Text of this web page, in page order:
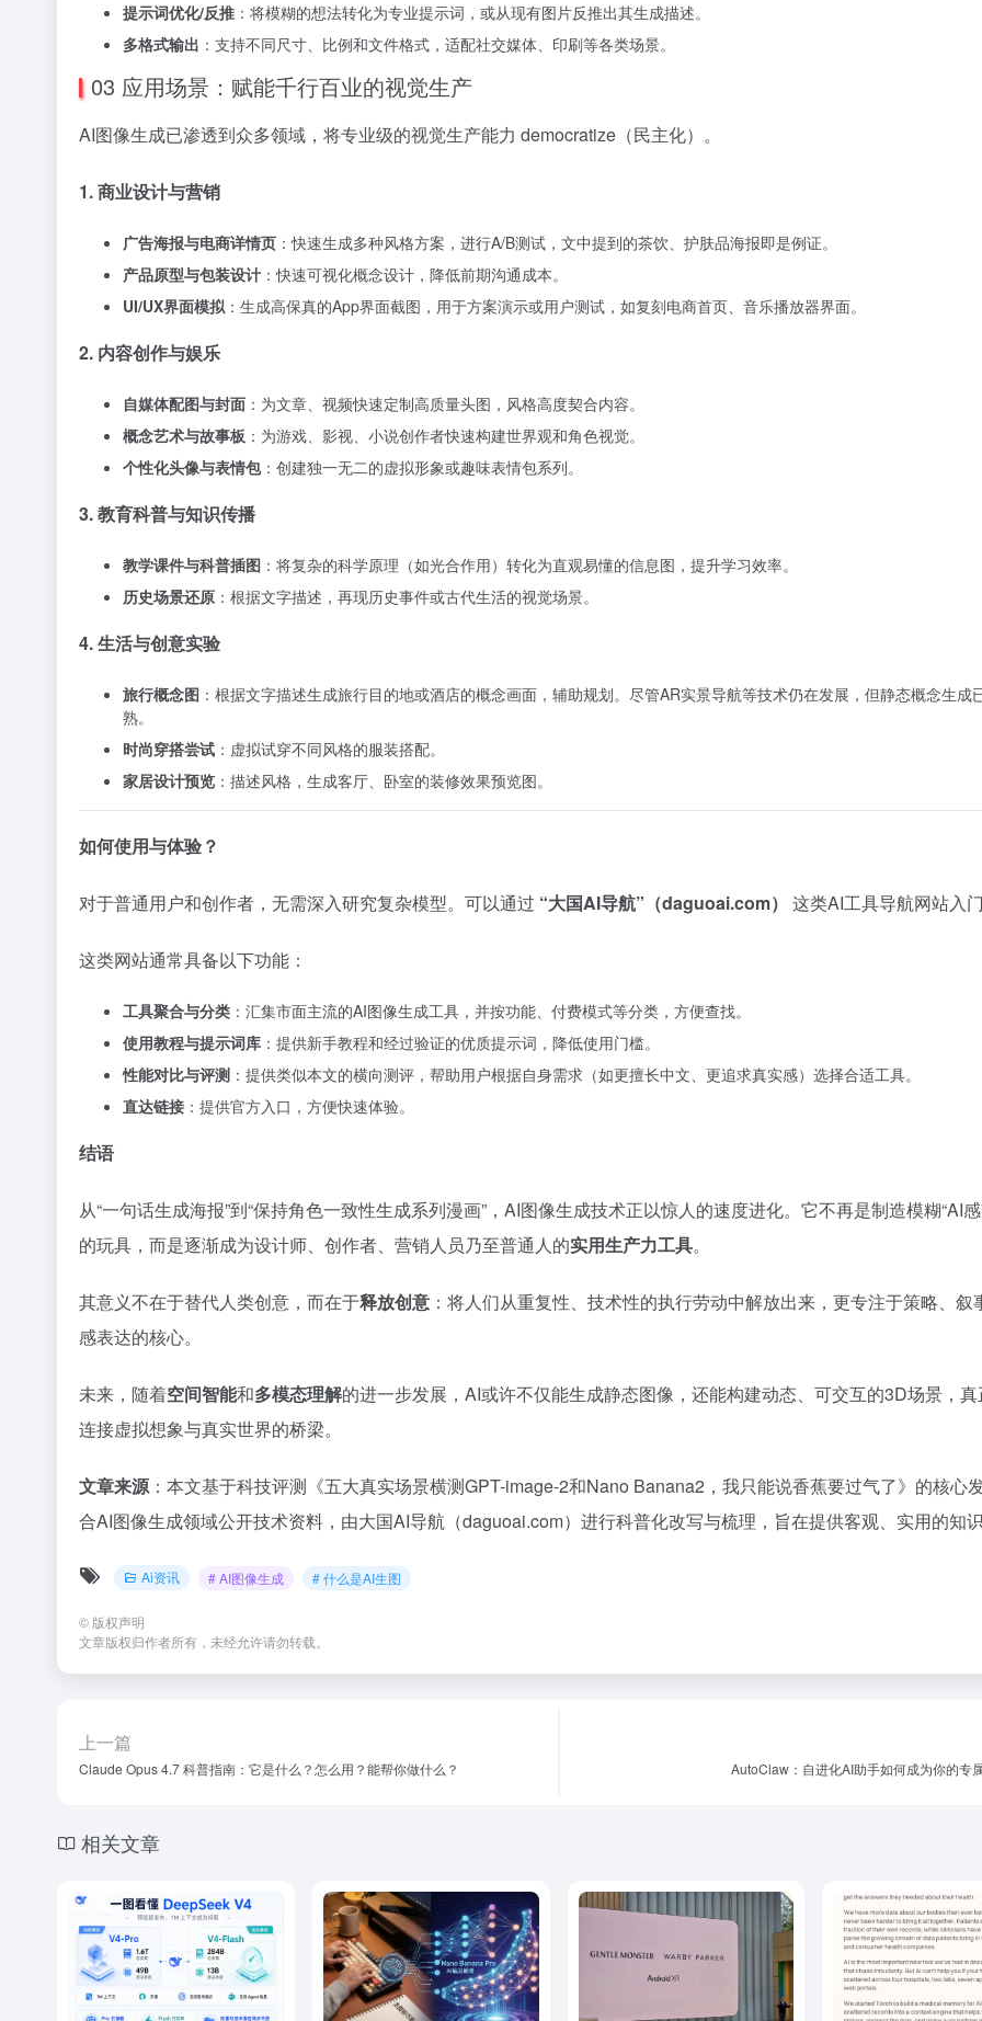
提示词优化/反推 ：将模糊的想法转化为专业提示词，或从现有图片反推出其生成描述。
多格式输出 ：支持不同尺寸、比例和文件格式，适配社交媒体、印刷等各类场景。
03 应用场景：赋能千行百业的视觉生产
AI图像生成已渗透到众多领域，将专业级的视觉生产能力 democratize（民主化）。
1. 商业设计与营销
广告海报与电商详情页 ：快速生成多种风格方案，进行A/B测试，文中提到的茶饮、护肤品海报即是例证。
产品原型与包装设计 ：快速可视化概念设计，降低前期沟通成本。
UI/UX界面模拟 ：生成高保真的App界面截图，用于方案演示或用户测试，如复刻电商首页、音乐播放器界面。
2. 内容创作与娱乐
自媒体配图与封面 ：为文章、视频快速定制高质量头图，风格高度契合内容。
概念艺术与故事板 ：为游戏、影视、小说创作者快速构建世界观和角色视觉。
个性化头像与表情包：创建独一无二的虚拟形象或趣味表情包系列。
3. 教育科普与知识传播
教学课件与科普插图 ：将复杂的科学原理（如光合作用）转化为直观易懂的信息图，提升学习效率。
历史场景还原 ：根据文字描述，再现历史事件或古代生活的视觉场景。
4. 生活与创意实验
旅行概念图 ：根据文字描述生成旅行目的地或酒店的概念画面，辅助规划。尽管AR实景导航等技术仍在发展，但静态概念生成
熟。
时尚穿搭尝试 ：虚拟试穿不同风格的服装搭配。
家居设计预览 ：描述风格，生成客厅、卧室的装修效果预览图。
如何使用与体验？
对于普通用户和创作者，无需深入研究复杂模型。可以通过 “大国AI导航”（daguoai.com） 这类AI工具导航网站入门
这类网站通常具备以下功能：
工具聚合与分类 ：汇集市面主流的AI图像生成工具，并按功能、付费模式等分类，方便查找。
使用教程与提示词库 ：提供新手教程和经过验证的优质提示词，降低使用门槛。
性能对比与评测 ：提供类似本文的横向测评，帮助用户根据自身需求（如更擅长中文、更追求真实感）选择合适工具。
直达链接 ：提供官方入口，方便快速体验。
结语
从“一句话生成海报”到“保持角色一致性生成系列漫画”，AI图像生成技术正以惊人的速度进化。它不再是制造模糊“AI
的玩具，而是逐渐成为设计师、创作者、营销人员乃至普通人的实用生产力工具。
其意义不在于替代人类创意，而在于释放创意 ：将人们从重复性、技术性的执行劳动中解放出来，更专注于策略、叙
感表达的核心。
未来，随着空间智能和多模态理解的进一步发展，AI或许不仅能生成静态图像，还能构建动态、可交互的3D场景，真
连接虚拟想象与真实世界的桥梁。
文章来源：本文基于科技评测《五大真实场景横测GPT-image-2和Nano Banana2，我只能说香蕉要过气了》的核心
合AI图像生成领域公开技术资料，由大国AI导航（daguoai.com）进行科普化改写与梳理，旨在提供客观、实用的知识
Ai资讯 # AI图像生成 # 什么是AI生图
© 版权声明
文章版权归作者所有，未经允许请勿转载。
上一篇
Claude Opus 4.7 科普指南：它是什么？怎么用？能帮你做什么？ AutoClaw：自进化AI助手如何成为你的专
相关文章